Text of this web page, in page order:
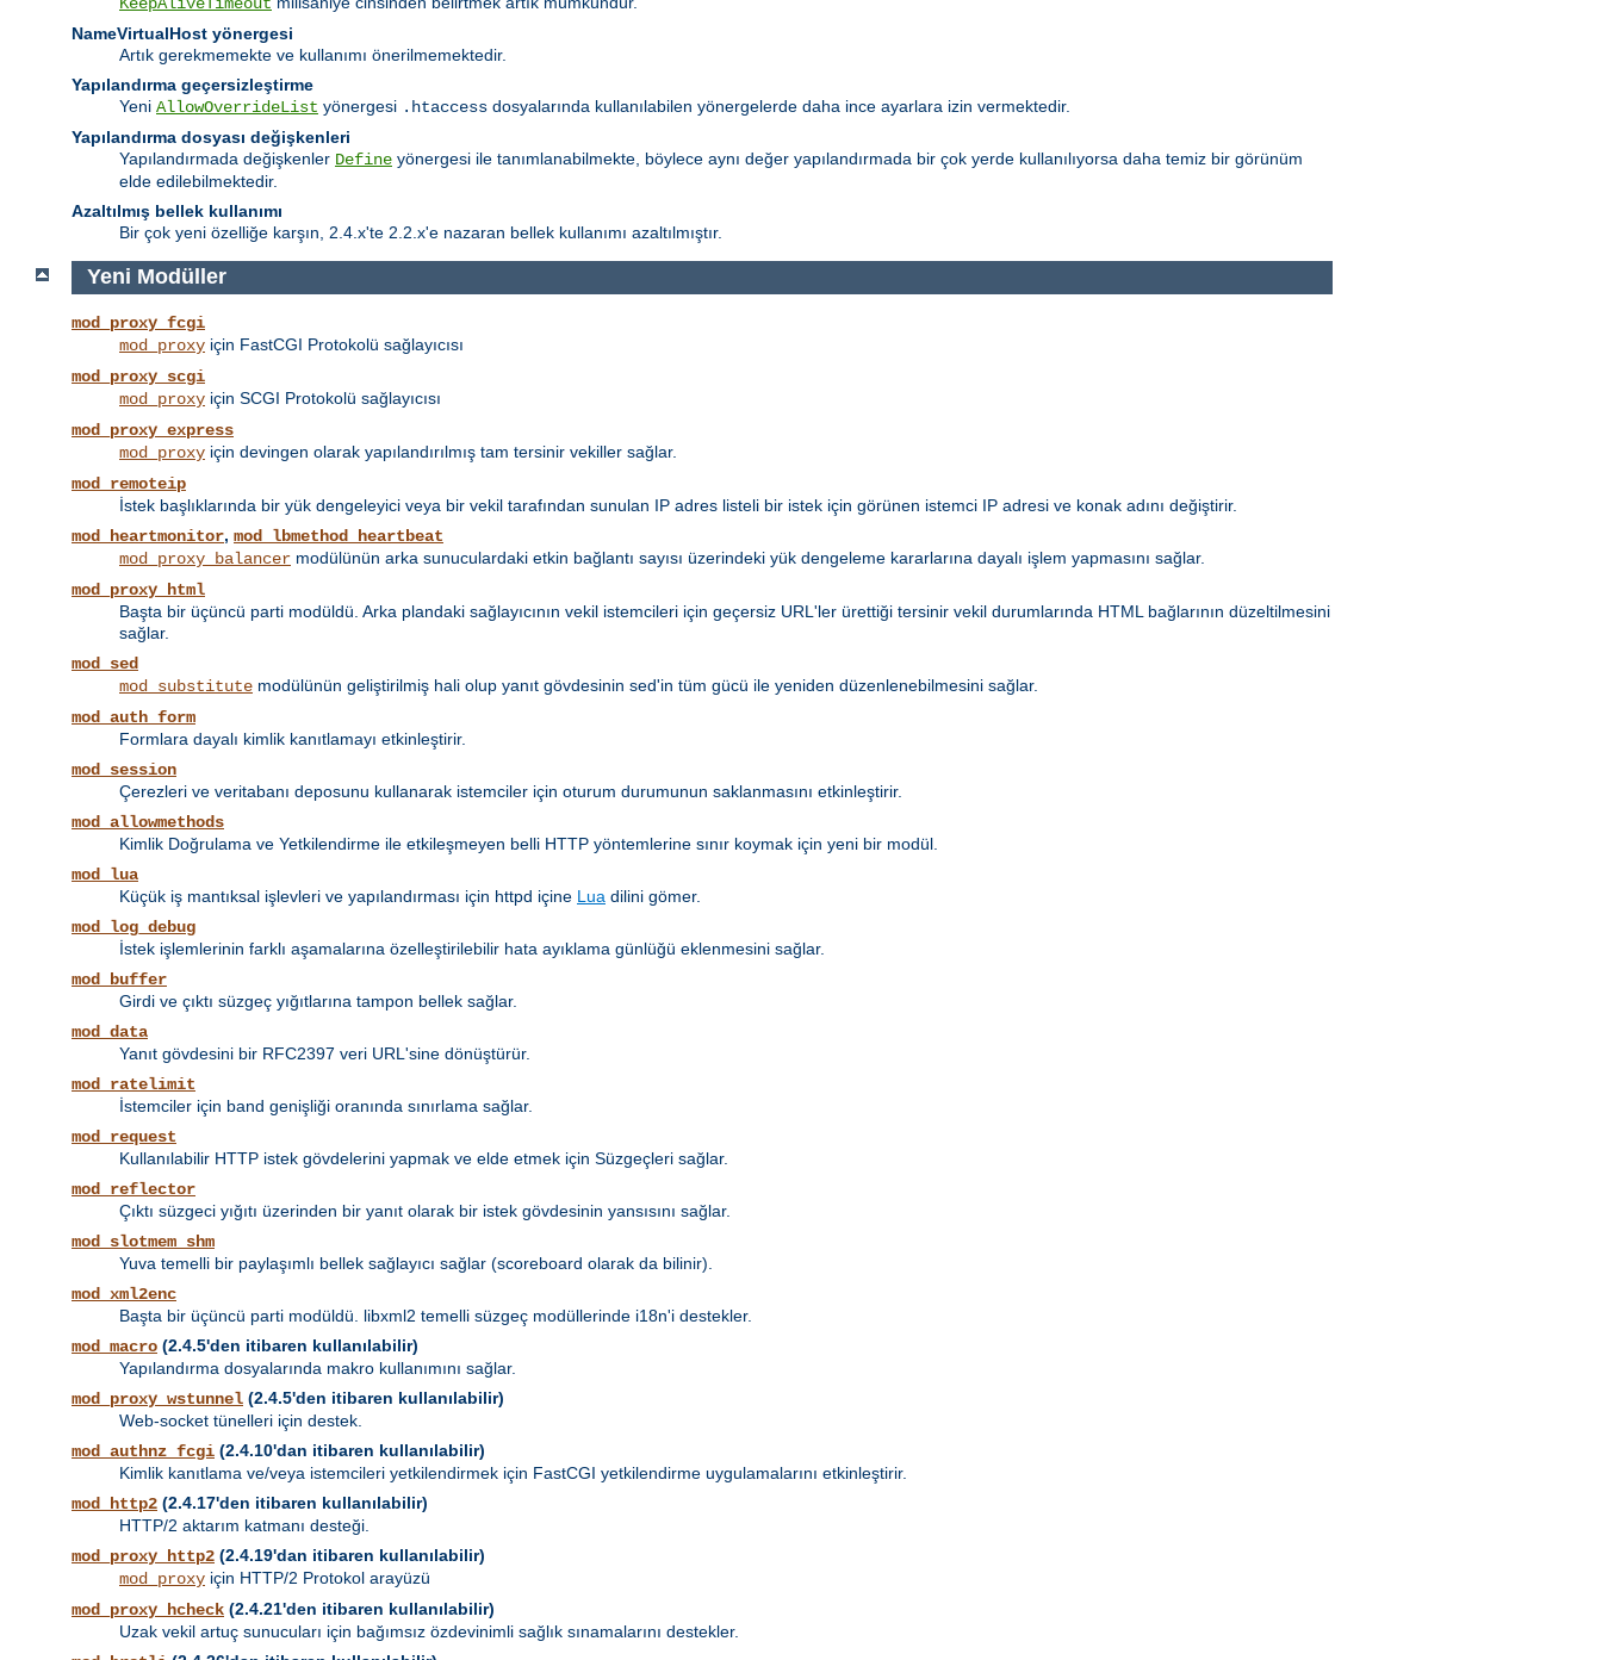
NameVirtualHost yönergesi
Artık gerekmemekte ve kullanımı önerilmemektedir.
Yapılandırma geçersizleştirme
Yeni AllowOverrideList yönergesi .htaccess dosyalarında kullanılabilen yönergelerde daha ince ayarlara izin vermektedir.
Yapılandırma dosyası değişkenleri
Yapılandırmada değişkenler Define yönergesi ile tanımlanabilmekte, böylece aynı değer yapılandırmada bir çok yerde kullanılıyorsa daha temiz bir görünüm
elde edilebilmektedir.
Azaltılmış bellek kullanımı
Bir çok yeni özelliğe karşın, 2.4.x'te 2.2.x'e nazaran bellek kullanımı azaltılmıştır.
Yeni Modüller
mod_proxy_fcgi
mod_proxy için FastCGI Protokolü sağlayıcısı
mod_proxy_scgi
mod_proxy için SCGI Protokolü sağlayıcısı
mod_proxy_express
mod_proxy için devingen olarak yapılandırılmış tam tersinir vekiller sağlar.
mod_remoteip
İstek başlıklarında bir yük dengeleyici veya bir vekil tarafından sunulan IP adres listeli bir istek için görünen istemci IP adresi ve konak adını değiştirir.
mod_heartmonitor, mod_lbmethod_heartbeat
mod_proxy_balancer modülünün arka sunuculardaki etkin bağlantı sayısı üzerindeki yük dengeleme kararlarına dayalı işlem yapmasını sağlar.
mod_proxy_html
Başta bir üçüncü parti modüldü. Arka plandaki sağlayıcının vekil istemcileri için geçersiz URL'ler ürettiği tersinir vekil durumlarında HTML bağlarının düzeltilmesini
sağlar.
mod_sed
mod_substitute modülünün geliştirilmiş hali olup yanıt gövdesinin sed'in tüm gücü ile yeniden düzenlenebilmesini sağlar.
mod_auth_form
Formlara dayalı kimlik kanıtlamayı etkinleştirir.
mod_session
Çerezleri ve veritabanı deposunu kullanarak istemciler için oturum durumunun saklanmasını etkinleştirir.
mod_allowmethods
Kimlik Doğrulama ve Yetkilendirme ile etkileşmeyen belli HTTP yöntemlerine sınır koymak için yeni bir modül.
mod_lua
Küçük iş mantıksal işlevleri ve yapılandırması için httpd içine Lua dilini gömer.
mod_log_debug
İstek işlemlerinin farklı aşamalarına özelleştirilebilir hata ayıklama günlüğü eklenmesini sağlar.
mod_buffer
Girdi ve çıktı süzgeç yığıtlarına tampon bellek sağlar.
mod_data
Yanıt gövdesini bir RFC2397 veri URL'sine dönüştürür.
mod_ratelimit
İstemciler için band genişliği oranında sınırlama sağlar.
mod_request
Kullanılabilir HTTP istek gövdelerini yapmak ve elde etmek için Süzgeçleri sağlar.
mod_reflector
Çıktı süzgeci yığıtı üzerinden bir yanıt olarak bir istek gövdesinin yansısını sağlar.
mod_slotmem_shm
Yuva temelli bir paylaşımlı bellek sağlayıcı sağlar (scoreboard olarak da bilinir).
mod_xml2enc
Başta bir üçüncü parti modüldü. libxml2 temelli süzgeç modüllerinde i18n'i destekler.
mod_macro (2.4.5'den itibaren kullanılabilir)
Yapılandırma dosyalarında makro kullanımını sağlar.
mod_proxy_wstunnel (2.4.5'den itibaren kullanılabilir)
Web-socket tünelleri için destek.
mod_authnz_fcgi (2.4.10'dan itibaren kullanılabilir)
Kimlik kanıtlama ve/veya istemcileri yetkilendirmek için FastCGI yetkilendirme uygulamalarını etkinleştirir.
mod_http2 (2.4.17'den itibaren kullanılabilir)
HTTP/2 aktarım katmanı desteği.
mod_proxy_http2 (2.4.19'dan itibaren kullanılabilir)
mod_proxy için HTTP/2 Protokol arayüzü
mod_proxy_hcheck (2.4.21'den itibaren kullanılabilir)
Uzak vekil artuç sunucuları için bağımsız özdevinimli sağlık sınamalarını destekler.